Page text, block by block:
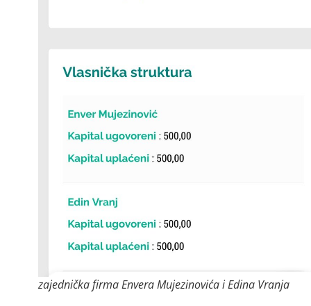
zajednička firma Envera Mujezinovića i Edina Vranja